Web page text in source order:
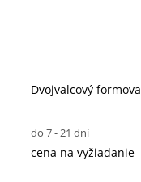
Dvojvalcový
do 7 - 21 dní
cena na vyžiadanie